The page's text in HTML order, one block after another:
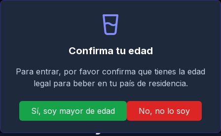
Confirma tu edad
Para entrar, por favor confirma que tienes la edad
legal para beber en tu país de residencia.
Sí, soy mayor de edad No, no lo soy
ES
Categorías de
cócteles por destilado,
estilo y ocasión